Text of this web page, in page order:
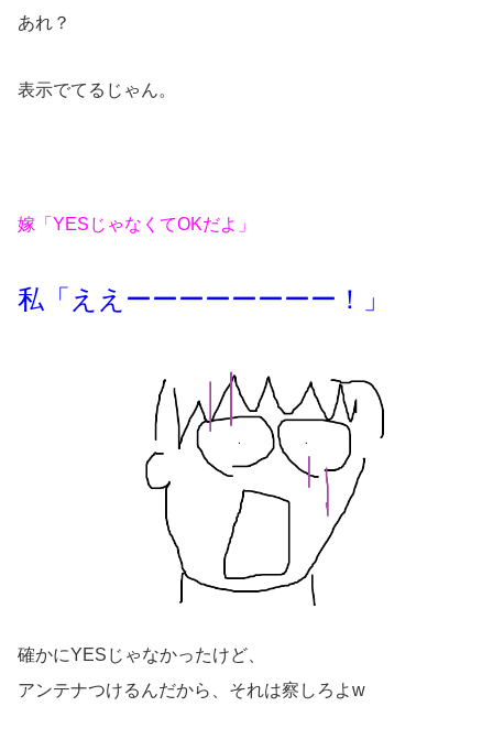
あれ？
表示でてるじゃん。
嫁「YESじゃなくてOKだよ」
私「ええーーーーーーーー！」
確かにYESじゃなかったけど、
アンテナつけるんだから、それは察しろよw